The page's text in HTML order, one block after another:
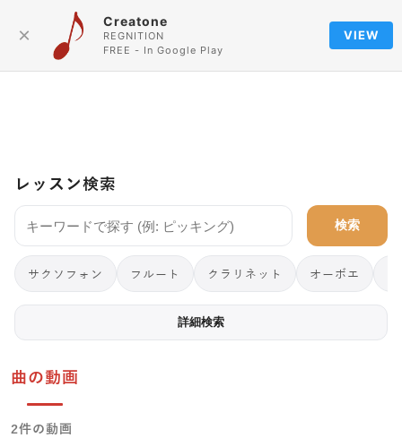
×
Creatone
REGNITION
FREE - In Google Play
VIEW
レッスン検索
検索
サクソフォン フルート クラリネット オーボエ
詳細検索
曲の動画
2件の動画